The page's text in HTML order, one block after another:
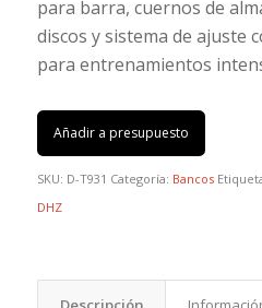
para barra, cuernos de
discos y sistema de ajuste
para entrenamientos
Añadir a presupuesto
SKU: D-T931 Categoría: Bancos
DHZ